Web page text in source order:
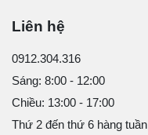
Liên hệ
0912.304.316
Sáng: 8:00 - 12:00
Chiều: 13:00 - 17:00
Thứ 2 đến thứ 6 hàng tuần